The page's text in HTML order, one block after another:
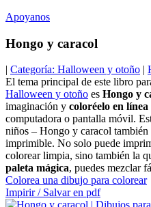
Apoyanos
Hongo y caracol
| Categoría: Halloween y otoño |
El tema principal de este libro
Halloween y otoño es Hongo y
imaginación y coloréelo en
computadora o pantalla móvil.
niños – Hongo y caracol
imprimible. No solo puede
colorear limpia, sino también la
paleta mágica, puedes mezclar
Colorea una dibujo para colorear
Impirir / Salvar en pdf